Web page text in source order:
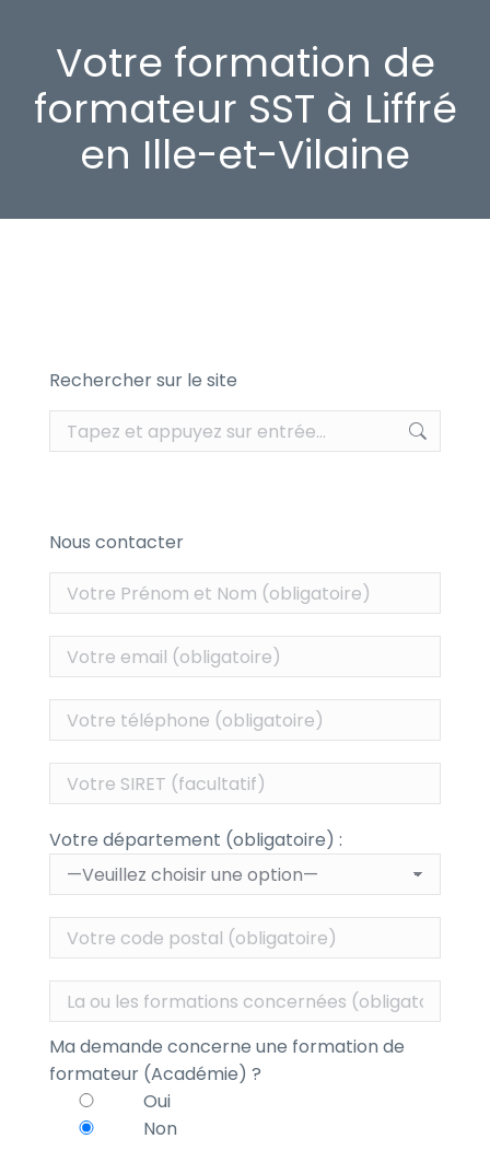
Votre formation de
formateur SST à Liffré
en Ille-et-Vilaine
Rechercher sur le site
Recherche
:
Nous contacter
Votre département (obligatoire) :
Ma demande concerne une formation de
formateur (Académie) ?
Oui
Non